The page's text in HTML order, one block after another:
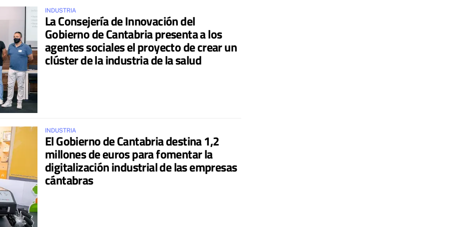
INDUSTRIA
La Consejería de Innovación del
Gobierno de Cantabria presenta a los
agentes sociales el proyecto de crear un
clúster de la industria de la salud
INDUSTRIA
El Gobierno de Cantabria destina 1,2
millones de euros para fomentar la
digitalización industrial de las empresas
cántabras